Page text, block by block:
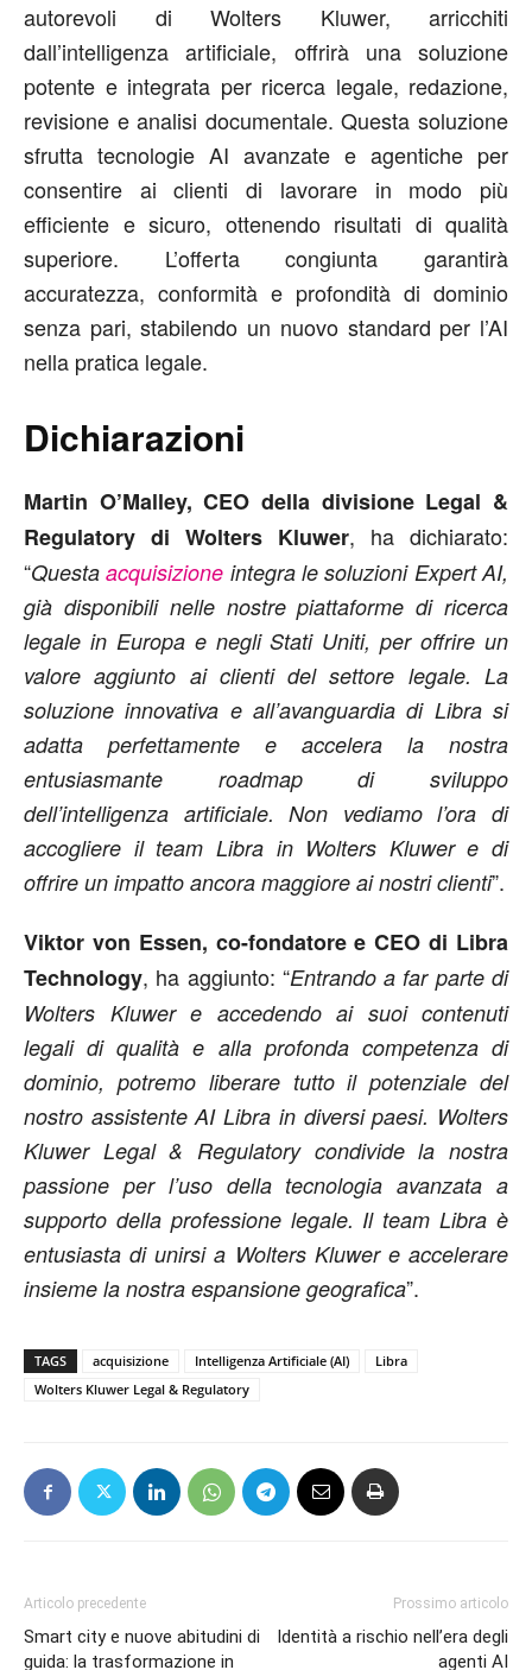
autorevoli di Wolters Kluwer, arricchiti
dall’intelligenza artificiale, offrirà una soluzione
potente e integrata per ricerca legale, redazione,
revisione e analisi documentale. Questa soluzione
sfrutta tecnologie AI avanzate e agentiche per
consentire ai clienti di lavorare in modo più
efficiente e sicuro, ottenendo risultati di qualità
superiore. L’offerta congiunta garantirà
accuratezza, conformità e profondità di dominio
senza pari, stabilendo un nuovo standard per l’AI
nella pratica legale.
Dichiarazioni
Martin O’Malley, CEO della divisione Legal &
Regulatory di Wolters Kluwer, ha dichiarato:
“Questaacquisizione integra le soluzioni Expert AI,
già disponibili nelle nostre piattaforme di ricerca
legale in Europa e negli Stati Uniti, per offrire un
valore aggiunto ai clienti del settore legale. La
soluzione innovativa e all’avanguardia di Libra si
adatta perfettamente e accelera la nostra
entusiasmante roadmap di sviluppo
dell’intelligenza artificiale. Non vediamo l’ora di
accogliere il team Libra in Wolters Kluwer e di
offrire un impatto ancora maggiore ai nostri clienti”.
Viktor von Essen, co-fondatore e CEO di Libra
Technology, ha aggiunto: “Entrando a far parte di
Wolters Kluwer e accedendo ai suoi contenuti
legali di qualità e alla profonda competenza di
dominio, potremo liberare tutto il potenziale del
nostro assistente AI Libra in diversi paesi. Wolters
Kluwer Legal & Regulatory condivide la nostra
passione per l’uso della tecnologia avanzata a
supporto della professione legale. Il team Libra è
entusiasta di unirsi a Wolters Kluwer e accelerare
insieme la nostra espansione geografica”.
TAGS acquisizione Intelligenza Artificiale (AI)
Libra
Wolters Kluwer Legal & Regulatory
Articolo precedente
Smart city e nuove abitudini di
guida: la trasformazione in
Prossimo articolo
Identità a rischio nell’era degli
agenti AI